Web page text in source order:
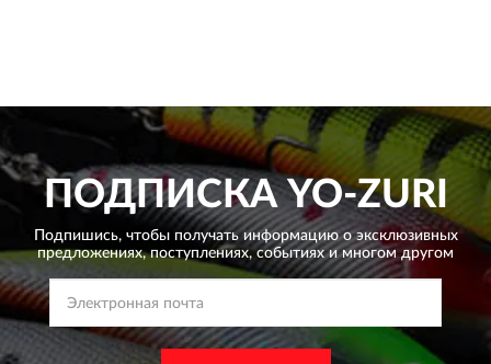
ПОДПИСКАYO-ZURI
Подпишись, чтобы получать информацию о эксклюзивных
предложениях,поступлениях, событиях и многом другом